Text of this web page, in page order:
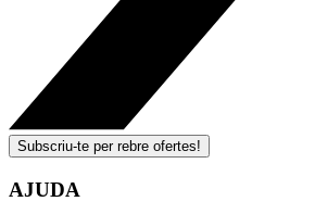
Subscriu-te per rebre ofertes!
AJUDA